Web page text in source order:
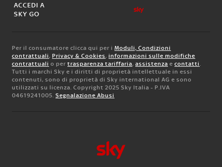
ACCEDI A
SKY GO
Per il consumatore clicca qui per i Moduli, Condizioni
contrattuali, Privacy & Cookies, informazioni sulle modifiche
contrattuali o per trasparenza tariffaria, assistenza e contatti.
Tutti i marchi Sky e i diritti di proprietà intellettuale in essi
contenuti, sono di proprietà di Sky international AG e sono
utilizzati su licenza. Copyright 2025 Sky Italia - P.IVA
04619241005. Segnalazione Abusi